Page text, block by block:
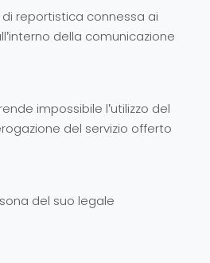
reportistica connessa ai
della comunicazione
impossibile l’utilizzo del
del servizio offerto
del suo legale